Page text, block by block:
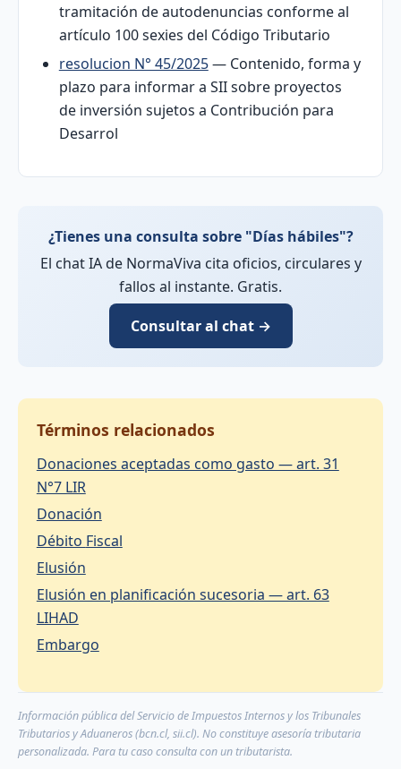
tramitación de autodenuncias conforme al
artículo 100 sexies del Código Tributario
resolucion N° 45/2025— Contenido, forma y
plazo para informar a SII sobre proyectos
de inversión sujetos a Contribución para
Desarrol
¿Tienes una consulta sobre "Días hábiles"?
El chat IA de NormaViva cita oficios, circulares y
fallos al instante. Gratis.
Consultar al chat →
Términos relacionados
Donaciones aceptadas como gasto — art. 31
N°7 LIR
Donación
Débito Fiscal
Elusión
Elusión en planificación sucesoria — art. 63
LIHAD
Embargo
Información pública del Servicio de Impuestos Internos y los Tribunales
Tributarios y Aduaneros (bcn.cl, sii.cl). No constituye asesoría tributaria
personalizada. Para tu caso consulta con un tributarista.